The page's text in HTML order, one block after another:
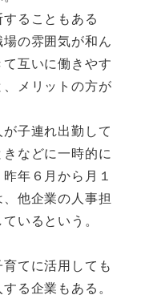
ることもある
の雰囲気が和ん
互いに働きやす
メリットの方が
子連れ出勤して
などに一時的に
年６月から月１
他企業の人事担
いるという。
てに活用しても
る企業もある。